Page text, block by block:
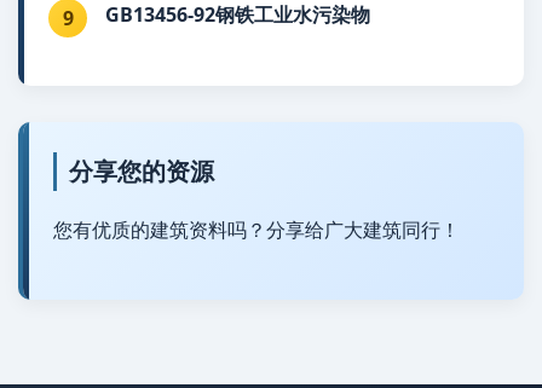
9 GB13456-92钢铁工业水污染物
分享您的资源
您有优质的建筑资料吗？分享给广大建筑同行！